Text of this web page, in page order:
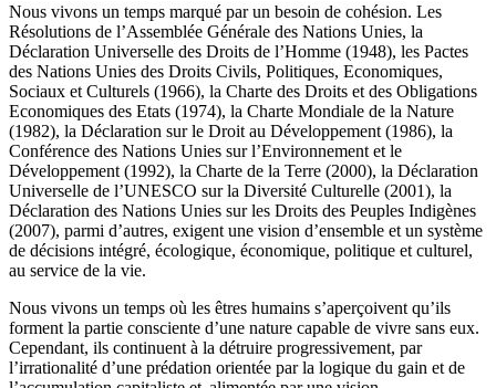
Nous vivons un temps marqué par un besoin de cohésion. Les
Résolutions de l’Assemblée Générale des Nations Unies, la
Déclaration Universelle des Droits de l’Homme (1948), les Pactes
des Nations Unies des Droits Civils, Politiques, Economiques,
Sociaux et Culturels (1966), la Charte des Droits et des Obligations
Economiques des Etats (1974), la Charte Mondiale de la Nature
(1982), la Déclaration sur le Droit au Développement (1986), la
Conférence des Nations Unies sur l’Environnement et le
Développement (1992), la Charte de la Terre (2000), la Déclaration
Universelle de l’UNESCO sur la Diversité Culturelle (2001), la
Déclaration des Nations Unies sur les Droits des Peuples Indigènes
(2007), parmi d’autres, exigent une vision d’ensemble et un système
de décisions intégré, écologique, économique, politique et culturel,
au service de la vie.
Nous vivons un temps où les êtres humains s’aperçoivent qu’ils
forment la partie consciente d’une nature capable de vivre sans eux.
Cependant, ils continuent à la détruire progressivement, par
l’irrationalité d’une prédation orientée par la logique du gain et de